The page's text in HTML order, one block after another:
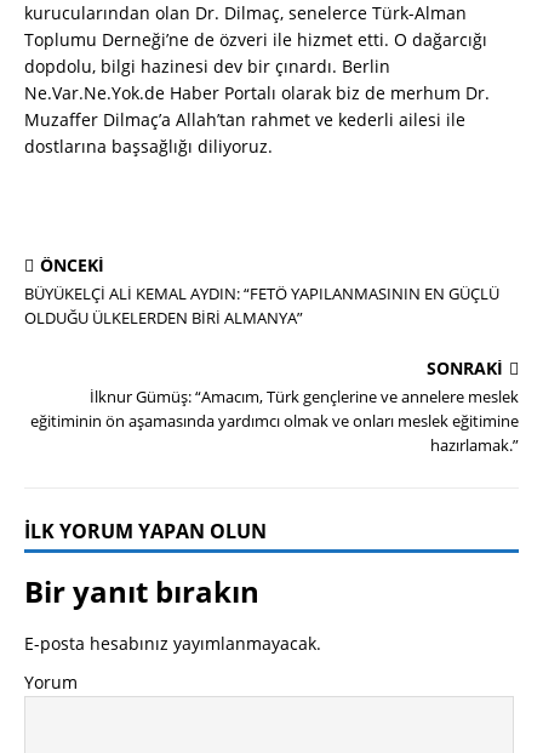
kurucularından olan Dr. Dilmaç, senelerce Türk-Alman
Toplumu Derneği’ne de özveri ile hizmet etti. O dağarcığı
dopdolu, bilgi hazinesi dev bir çınardı. Berlin
Ne.Var.Ne.Yok.de Haber Portalı olarak biz de merhum Dr.
Muzaffer Dilmaç’a Allah’tan rahmet ve kederli ailesi ile
dostlarına başsağlığı diliyoruz.
ÖNCEKI
BÜYÜKELÇİ ALİ KEMAL AYDIN: “FETÖ YAPILANMASININ EN GÜÇLÜ
OLDUĞU ÜLKELERDEN BİRİ ALMANYA”
SONRAKI
İlknur Gümüş: “Amacım, Türk gençlerine ve annelere meslek
eğitiminin ön aşamasında yardımcı olmak ve onları meslek eğitimine
hazırlamak.”
İLK YORUM YAPAN OLUN
Bir yanıt bırakın
E-posta hesabınız yayımlanmayacak.
Yorum